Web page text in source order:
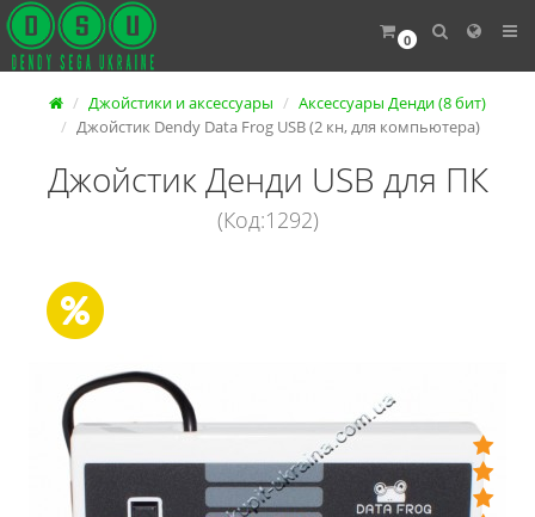
0
Джойстики и аксессуары
Аксессуары Денди (8 бит)
Джойстик Dendy Data Frog USB (2 кн, для компьютера)
Джойстик Денди USB для ПК
(Код:1292)